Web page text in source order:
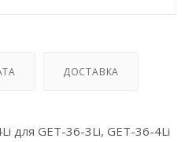
ДОСТАВКА
для GET-36-3Li, GET-36-4Li